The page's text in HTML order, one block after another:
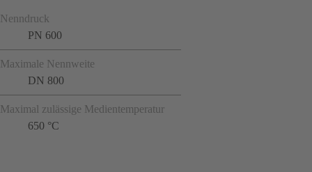
Nenndruck
PN 600
Maximale Nennweite
DN 800
Maximal zulässige Medientemperatur
650 °C